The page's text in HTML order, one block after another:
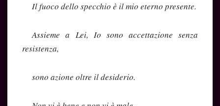
Il fuoco dello specchio è il mio eterno presente.
Assieme a Lei, Io sono accettazione senza
resistenza,
sono azione oltre il desiderio.